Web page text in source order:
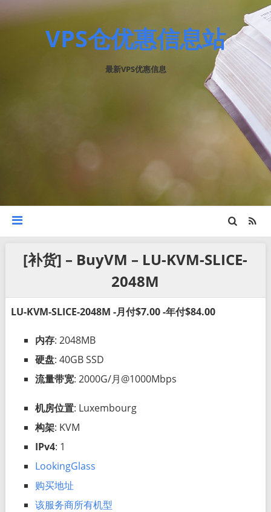
VPS仓优惠信息站
最新VPS优惠信息
[补货] – BuyVM – LU-KVM-SLICE-
2048M
LU-KVM-SLICE-2048M -月付$7.00 -年付$84.00
内存: 2048MB
硬盘: 40GB SSD
流量带宽: 2000G/月@1000Mbps
机房位置: Luxembourg
构架: KVM
IPv4: 1
LookingGlass
购买地址
该服务商所有机型